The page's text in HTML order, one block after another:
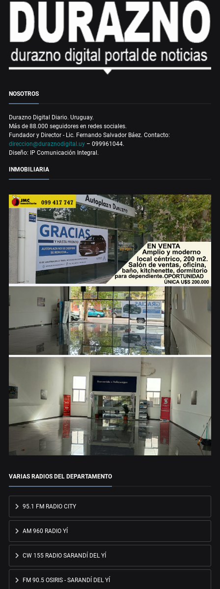
NOSOTROS
Durazno Digital Diario. Uruguay.
Más de 88.000 seguidores en redes sociales.
Fundador y Director - Lic. Fernando Salvador Báez. Contacto:
direccion@duraznodigital.uy – 099961044.
Diseño: IP Comunicación Integral.
INMOBILIARIA
VARIAS RADIOS DEL DEPARTAMENTO
95.1 FM RADIO CITY
AM 960 RADIO YÍ
CW 155 RADIO SARANDÍ DEL YÍ
FM 90.5 OSIRIS - SARANDÍ DEL YÍ